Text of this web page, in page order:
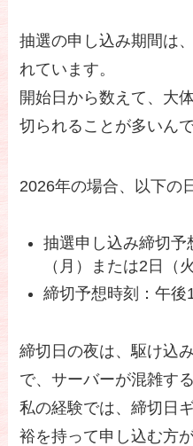
抽選の申し込み期間は
れています。
開始日から数えて、大
切られることが多いんで
2026年の場合、以下の
抽選申し込み締切予
（月）または2日（火
締切予想時刻：午後
締切日の夜は、駆け込
で、サーバーが混雑す
私の経験では、締切日
裕を持って申し込む方